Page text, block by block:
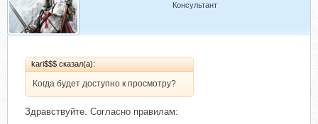
Консультант
kari$$$ сказал(а):
Когда будет доступно к просмотру?
Здравствуйте. Согласно правилам: